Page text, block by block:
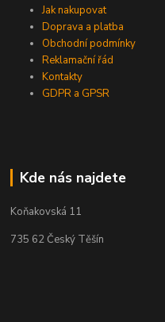
Jak nakupovat
Doprava a platba
Obchodní podmínky
Reklamační řád
Kontakty
GDPR a GPSR
Kde nás najdete
Koňakovská 11
735 62 Český Těšín